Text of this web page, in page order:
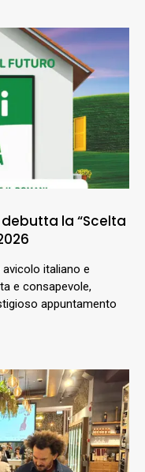
la “Scelta
italiano e
e consapevole,
appuntamento